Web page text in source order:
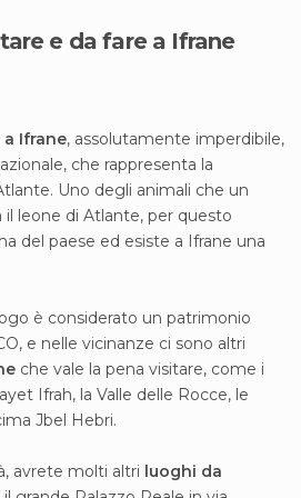
e da fare a Ifrane
Ifrane, assolutamente imperdibile,
che rappresenta la
Uno degli animali che un
leone di Atlante, per questo
del paese ed esiste a Ifrane una
è considerato un patrimonio
e nelle vicinanze ci sono altri
che vale la pena visitare, come i
Ifrah, la Valle delle Rocce, le
Jbel Hebri.
avrete molti altri luoghi da